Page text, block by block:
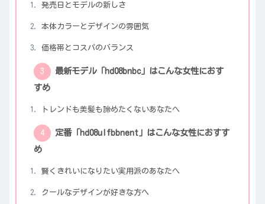
発売日とモデルの新しさ
本体カラーとデザインの雰囲気
価格帯とコスパのバランス
最新モデル「hd08bnbc」はこんな女性におす
すめ
トレンドも美髪も諦めたくないあなたへ
定番「hd08ulfbbnent」はこんな女性におすす
め
賢くきれいになりたい実用派のあなたへ
クールなデザインが好きな方へ